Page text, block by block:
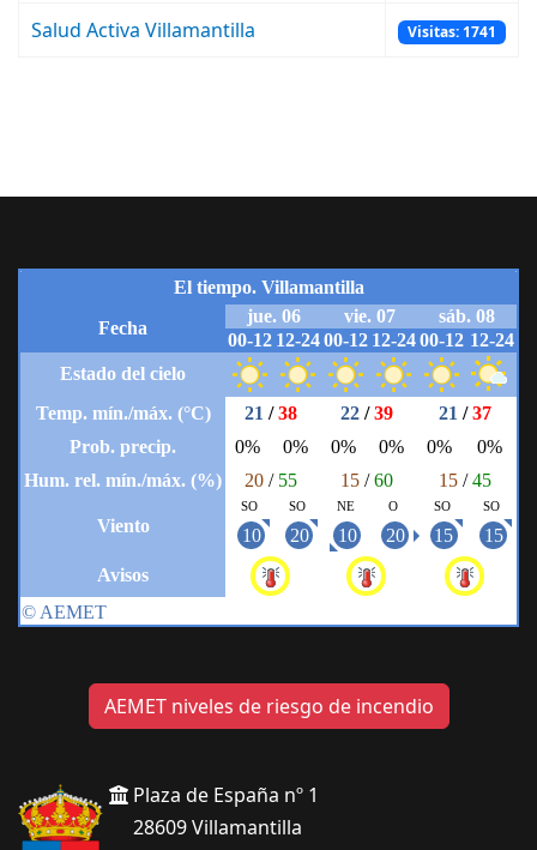
Salud Activa Villamantilla Visitas: 1741
AEMET niveles de riesgo de incendio
Plaza de España nº 1
28609 Villamantilla